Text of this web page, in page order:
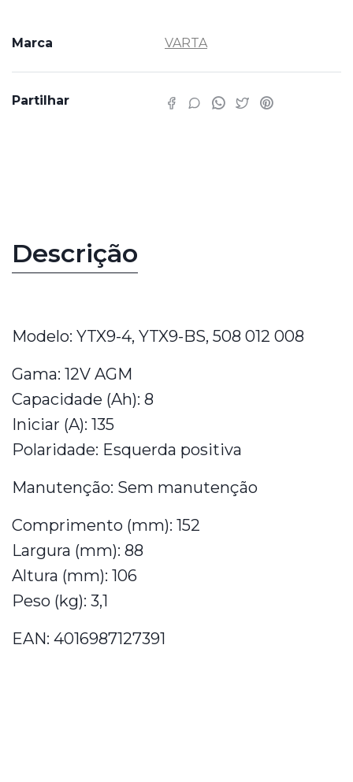
Marca VARTA
Partilhar
Descrição
Modelo: YTX9-4, YTX9-BS, 508 012 008
Gama: 12V AGM
Capacidade (Ah): 8
Iniciar (A): 135
Polaridade: Esquerda positiva
Manutenção: Sem manutenção
Comprimento (mm): 152
Largura (mm): 88
Altura (mm): 106
Peso (kg): 3,1
EAN: 4016987127391